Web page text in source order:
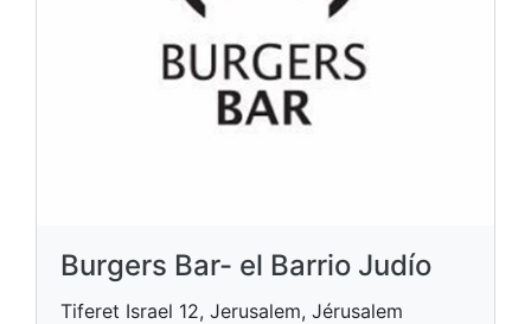
Burgers Bar- el Barrio Judío
Tiferet Israel 12, Jerusalem, Jérusalem